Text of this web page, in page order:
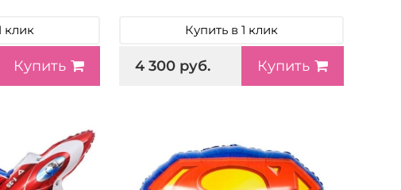
клик
Купить
Купить в 1 клик
4 300 руб. Купить